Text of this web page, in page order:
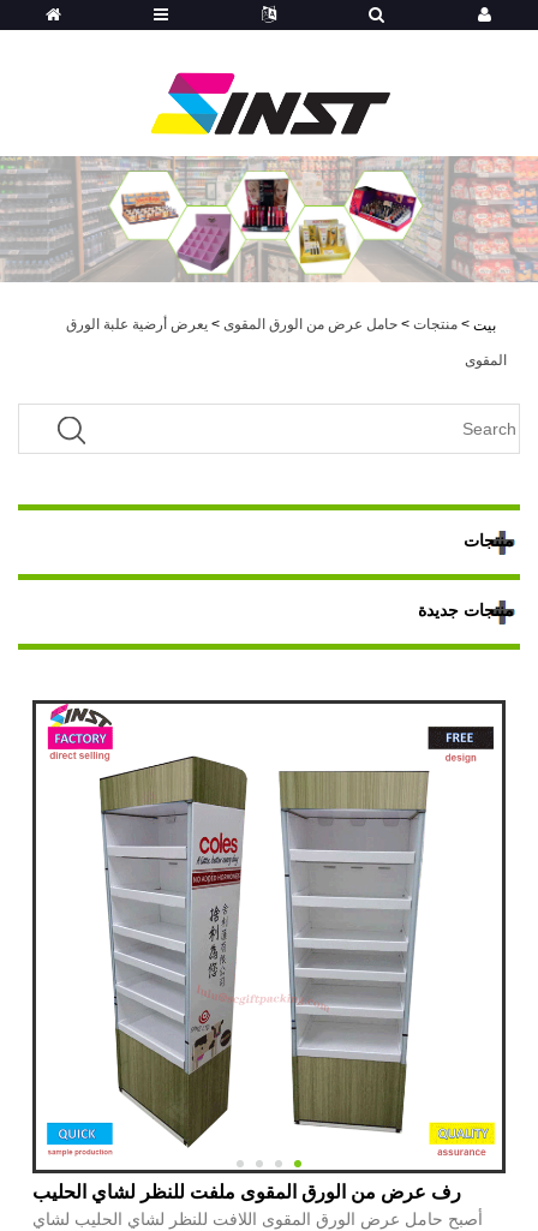
بيت > منتجات > حامل عرض من الورق المقوى > يعرض أرضية علبة الورق
المقوى
منتجات
منتجات جديدة
رف عرض من الورق المقوى ملفت للنظر لشاي الحليب
أصبح حامل عرض الورق المقوى اللافت للنظر لشاي الحليب لشاي